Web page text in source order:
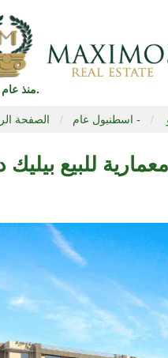
... منذ عام 2005.
الصفحة اسطنبول عام -
للبيع بيليك